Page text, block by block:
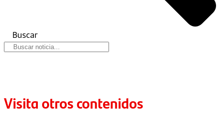
Buscar
Visita otros contenidos